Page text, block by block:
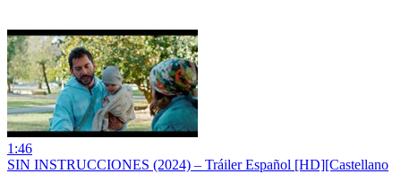
1:46
SIN INSTRUCCIONES (2024) – Tráiler Español [HD][Castellano